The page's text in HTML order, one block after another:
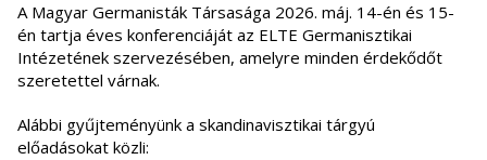
A Magyar Germanisták Társasága 2026. máj. 14-én és 15-
én tartja éves konferenciáját az ELTE Germanisztikai
Intézetének szervezésében, amelyre minden érdekődőt
szeretettel várnak.
Alábbi gyűjteményünk a skandinavisztikai tárgyú
előadásokat közli: